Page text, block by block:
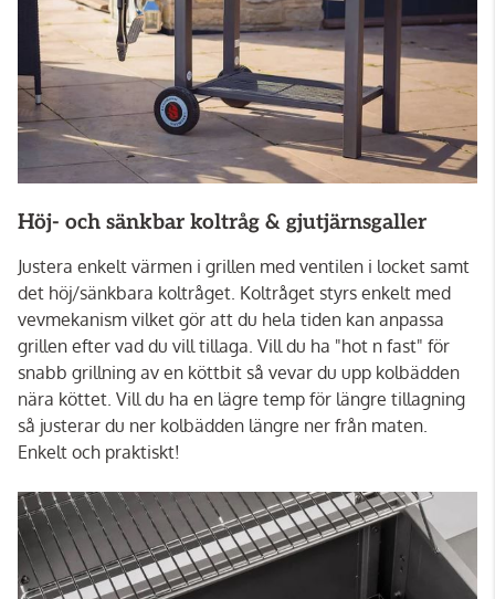
Höj- och sänkbar koltråg & gjutjärnsgaller
Justera enkelt värmen i grillen med ventilen i locket samt
det höj/sänkbara koltråget. Koltråget styrs enkelt med
vevmekanism vilket gör att du hela tiden kan anpassa
grillen efter vad du vill tillaga. Vill du ha "hot n fast" för
snabb grillning av en köttbit så vevar du upp kolbädden
nära köttet. Vill du ha en lägre temp för längre tillagning
så justerar du ner kolbädden längre ner från maten.
Enkelt och praktiskt!